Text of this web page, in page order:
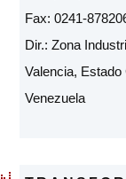
Fax: 0241-
Dir.: Zona
Valencia, Estado
Venezuela